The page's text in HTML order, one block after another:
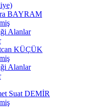
BAYRAM
Alanlar
KÜÇÜK
Alanlar
Suat DEMİR